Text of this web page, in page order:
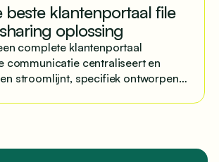
beste klantenportaal file
sharing oplossing
complete klantenportaal
communicatie centraliseert en
stroomlijnt, specifiek ontworpen